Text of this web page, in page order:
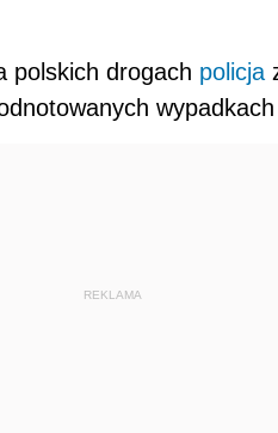
polskich drogach policja
REKLAMA